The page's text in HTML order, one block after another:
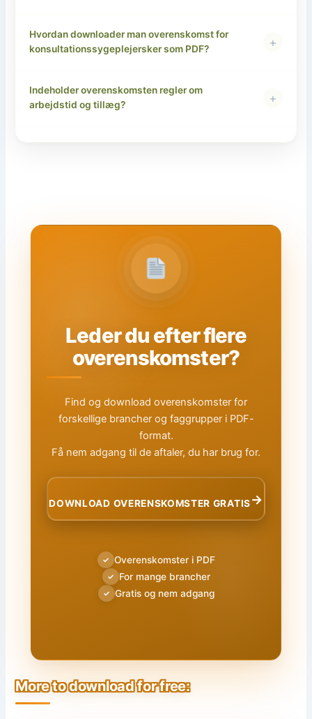
Hvordan downloader man overenskomst for
konsultationssygeplejersker som PDF?
+
Indeholder overenskomsten regler om
arbejdstid og tillæg?
+
Leder du efter flere
overenskomster?
Find og download overenskomster for
forskellige brancher og faggrupper i PDF-
format.
Få nem adgang til de aftaler, du har brug for.
DOWNLOAD OVERENSKOMSTER GRATIS→
✓ Overenskomster i PDF
✓ For mange brancher
✓ Gratis og nem adgang
More to download for free: